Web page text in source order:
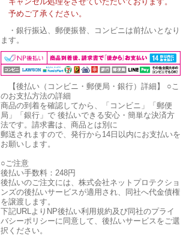
予めご了承ください。
・銀行振込、郵便振替、コンビニは前払いとなり
ます。
【後払い（コンビニ・郵便局・銀行）詳細】
○こ
のお支払方法の詳細
商品の到着を確認してから、「コンビニ」「郵便
局」「銀行」で 後払いできる安心・簡単な決済方
法です。請求書は、商品とは別に
郵送されますので、発行から14日以内にお支払いを
お願いします。
○ご注意
後払い手数料：248円
後払いのご注文には、株式会社ネットプロテクショ
ンズの後払いサービスが適用され、同社へ代金債権
を譲渡します。
下記URLよりNP後払い利用規約及び同社のプライ
バシーポリシーに同意して、後払いサービスをご選
択ください。